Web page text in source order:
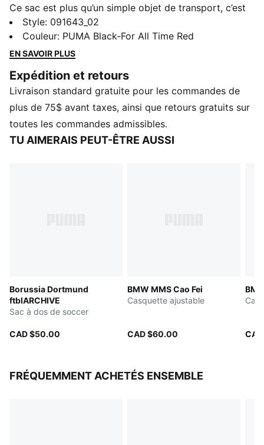
Ce sac est plus qu’un simple objet de transport, c’est
une déclaration de votre soutien indéfectible. Conçu
pour allier style et passion, il vous permet de mettre
en valeur les couleurs de votre équipe, où que vous
partiez en ville, ce sac affiche votre fidélité et fait en
sorte que votre équipe soit toujours avec vous.
CARACTÉRISTIQUES ET AVANTAGES
Fabriqué à partir d’au moins 50 % de matériaux
recyclés.
Style: 091643_02
Couleur: PUMA Black-For All Time Red
EN SAVOIR PLUS
Expédition et retours
Livraison standard gratuite pour les commandes de
plus de 75$ avant taxes, ainsi que retours gratuits sur
toutes les commandes admissibles.
TU AIMERAIS PEUT-ÊTRE AUSSI
Borussia Dortmund
ftblARCHIVE
Sac à dos de soccer
CAD $50.00
BMW MMS Cao Fei
Casquette ajustable
CAD $60.00
FRÉQUEMMENT ACHETÉS ENSEMBLE